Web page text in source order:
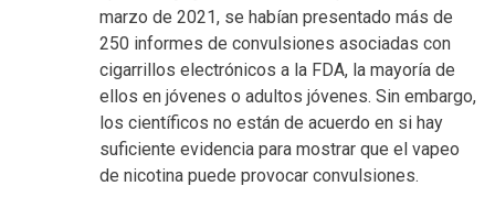
marzo de 2021, se habían presentado más de
250 informes de convulsiones asociadas con
cigarrillos electrónicos a la FDA, la mayoría de
ellos en jóvenes o adultos jóvenes. Sin embargo,
los científicos no están de acuerdo en si hay
suficiente evidencia para mostrar que el vapeo
de nicotina puede provocar convulsiones.